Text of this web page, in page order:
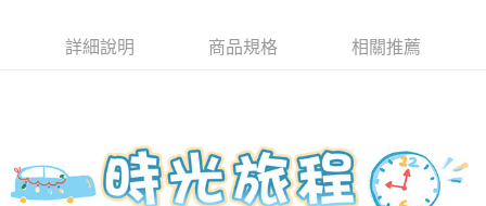
１．於結帳方式選擇「AFTEE先享後付」後，將跳轉至「AFTEE先享後付」
結帳頁面，進行簡訊認證並確認金額後，即可完成結帳。
購買商品的店家。未經商家同意取消之訂單仍視為有效，需透過AFTEE先享
後付繳納相關費用。
※ 交易是否成功請以「AFTEE先享後付 」之結帳頁面顯示為準，若有關於
付款後全家取貨
每筆NT$60，滿NT$499(含以上)免運費
付款後7-11取貨
詳細說明 商品規格 相關推薦